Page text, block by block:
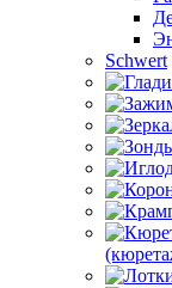
Schwert